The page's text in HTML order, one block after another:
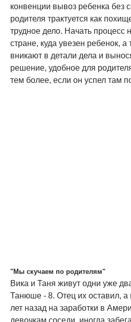
конвенции вывоз ребенка без
родителя трактуется как
трудное дело. Начать процесс
стране, куда увезен ребенок, а
вникают в детали дела и
решение, удобное для
тем более, если он успел там
"Мы скучаем по родителям"
Вика и Таня живут одни уже
Танюше - 8. Отец их оставил, а
лет назад на заработки в
девочкам соседи, иногда